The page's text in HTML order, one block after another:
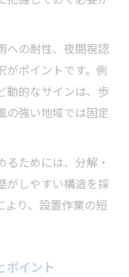
への耐性、夜間視認
がポイントです。例
動的なサインは、歩
の強い地域では固定
ためには、分解・
がしやすい構造を採
より、設置作業の短
ポイント